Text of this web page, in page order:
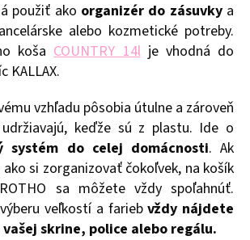
použiť ako organizér do zásuvkya
alebo kozmetické potreby.
košaCOUNTRY 14lje vhodná do
KALLAX.
vzhľadu pôsobia útulne a zároveň
keďže sú z plastu. Ide o
systém do celej domácnosti. Ak
si zorganizovať čokoľvek, na košík
sa môžete vždy spoľahnúť.
veľkostí a fariebvždy nájdete
skrine, police alebo regálu.